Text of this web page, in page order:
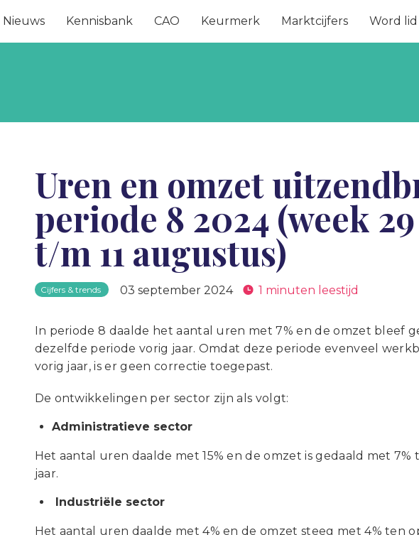
Nieuws Kennisbank CAO Keurmerk Marktcijfers Word lid
Uren en omzet
periode 8 2024 (week
t/m 11 augustus)
Cijfers & trends 03 september 2024 1 minuten leestijd
In periode 8 daalde het aantal uren met 7% en de omzet bleef
dezelfde periode vorig jaar. Omdat deze periode evenveel
vorig jaar, is er geen correctie toegepast.
De ontwikkelingen per sector zijn als volgt:
Administratieve sector
Het aantal uren daalde met 15% en de omzet is gedaald met
jaar.
Industriële sector
Het aantal uren daalde met 4% en de omzet steeg met 4% ten